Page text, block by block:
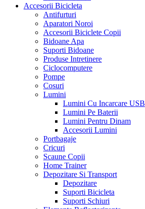
Accesorii Bicicleta
Antifurturi
Aparatori Noroi
Accesorii Biciclete Copii
Bidoane Apa
Suporti Bidoane
Produse Intretinere
Ciclocomputere
Pompe
Cosuri
Lumini
Lumini Cu Incarcare USB
Lumini Pe Baterii
Lumini Pentru Dinam
Accesorii Lumini
Portbagaje
Cricuri
Scaune Copii
Home Trainer
Depozitare Si Transport
Depozitare
Suporti Bicicleta
Suporti Schiuri